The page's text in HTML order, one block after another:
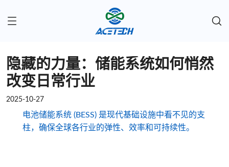
隐藏的力量：储能系统如何悄然
改变日常行业
2025-10-27
电池储能系统 (BESS) 是现代基础设施中看不见的支
柱，确保全球各行业的弹性、效率和可持续性。